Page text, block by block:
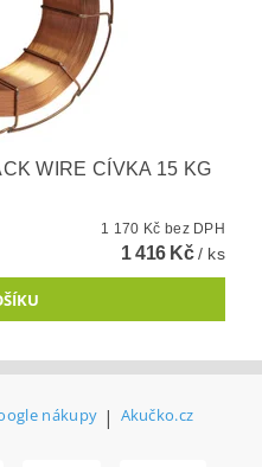
WIRE CÍVKA 15 KG
1 170 Kč bez DPH
1 416 Kč/ ks
nákupy | Akučko.cz